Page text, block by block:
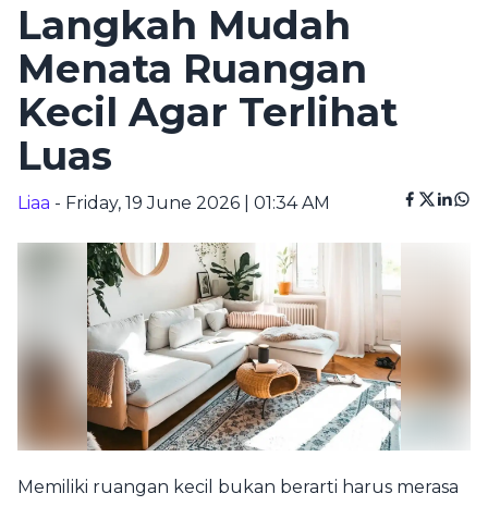
Langkah Mudah
Menata Ruangan
Kecil Agar Terlihat
Luas
Liaa - Friday, 19 June 2026 | 01:34 AM
Memiliki ruangan kecil bukan berarti harus merasa